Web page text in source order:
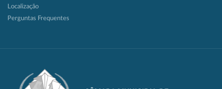
Localização
Perguntas Frequentes